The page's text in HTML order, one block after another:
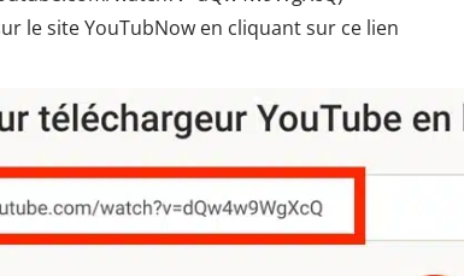
le site YouTubNow en cliquant sur ce lien